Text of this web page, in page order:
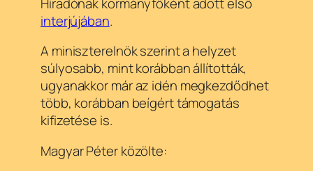
interjújában.
A miniszterelnök szerint a helyzet
súlyosabb, mint korábban állították,
ugyanakkor már az idén megkezdődhet
több, korábban beígért támogatás
kifizetése is.
Magyar Péter közölte: